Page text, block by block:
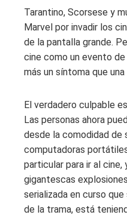
Tarantino, Scorsese y
Marvel por invadir los
de la pantalla grande.
cine como un evento
más un síntoma que una
El verdadero culpable
Las personas ahora
desde la comodidad de
computadoras
particular para ir al cine,
gigantescas
serializada en curso
de la trama, está